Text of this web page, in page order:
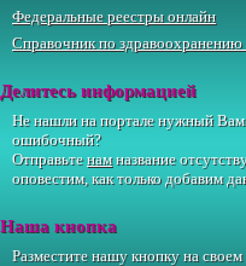
Федеральные реестры онлайн
Справочник по
Делитесь информацией
Не нашли на портале нужный
ошибочный?
Отправьтенамназвание
оповестим, как только добавим
Наша кнопка
Разместите нашу кнопку на своем